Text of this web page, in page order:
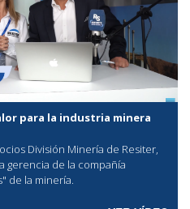
para la industria minera
División Minería de Resiter,
gerencia de la compañía
de la minería.